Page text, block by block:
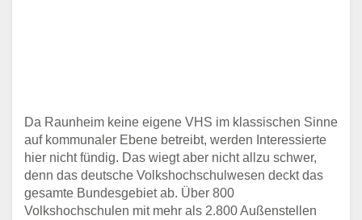
Da Raunheim keine eigene VHS im klassischen Sinne
auf kommunaler Ebene betreibt, werden Interessierte
hier nicht fündig. Das wiegt aber nicht allzu schwer,
denn das deutsche Volkshochschulwesen deckt das
gesamte Bundesgebiet ab. Über 800
Volkshochschulen mit mehr als 2.800 Außenstellen